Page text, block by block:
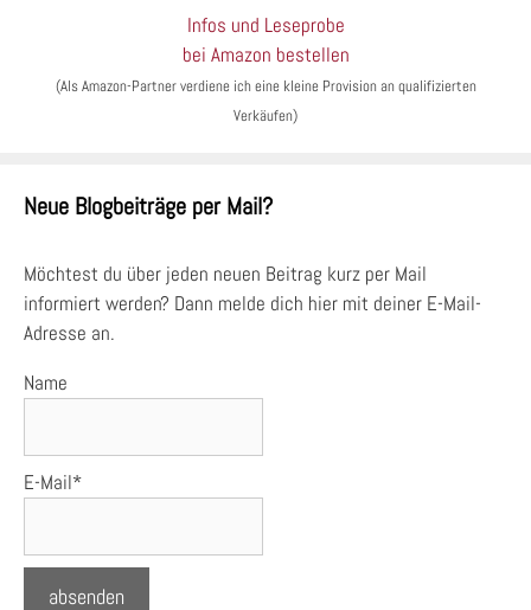
Infos und Leseprobe
bei Amazon bestellen
(Als Amazon-Partner verdiene ich eine kleine Provision an qualifizierten
Verkäufen)
Neue Blogbeiträge per Mail?
Möchtest du über jeden neuen Beitrag kurz per Mail
informiert werden? Dann melde dich hier mit deiner E-Mail-
Adresse an.
Name
E-Mail*